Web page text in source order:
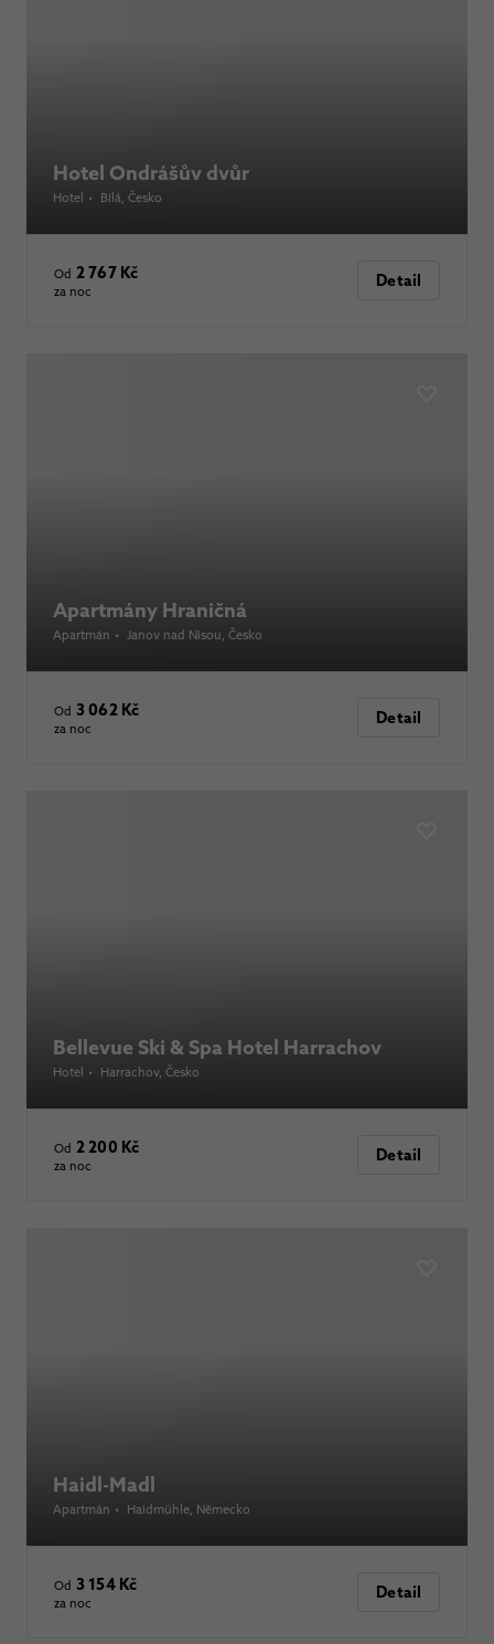
Hotel Ondrášův dvůr
Hotel • Bílá, Česko
Od 2 767 Kč
za noc
Detail
Apartmány Hraničná
Apartmán • Janov nad Nisou, Česko
Od 3 062 Kč
za noc
Detail
Bellevue Ski & Spa Hotel Harrachov
Hotel • Harrachov, Česko
Od 2 200 Kč
za noc
Detail
Haidl-Madl
Apartmán • Haidmühle, Německo
Od 3 154 Kč
za noc
Detail